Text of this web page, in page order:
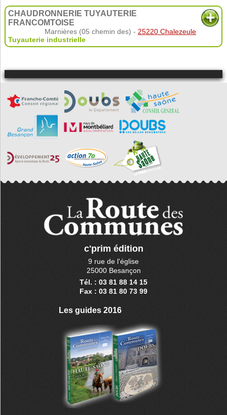
CHAUDRONNERIE TUYAUTERIE
FRANCOMTOISE
Marnières (05 chemin des) - 25220 Chalezeule
Tuyauterie industrielle
c'prim édition
9 rue de l'église
25000 Besançon
Tél. : 03 81 88 14 15
Fax : 03 81 80 73 99
Les guides 2016